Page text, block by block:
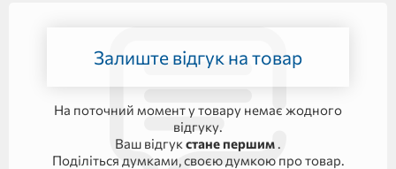
Залиште відгук на товар
На поточний момент у товару немає жодного
відгуку.
Ваш відгук стане першим .
Поділіться думками, своєю думкою про товар.